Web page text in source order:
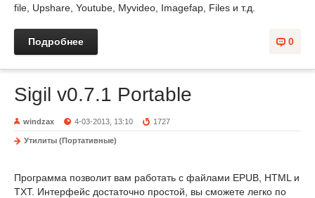
file, Upshare, Youtube, Myvideo, Imagefap, Files и т.д.
0
Подробнее
Sigil v0.7.1 Portable
windzax 4-03-2013, 13:10 1727
Утилиты (Портативные)
Программа позволит вам работать с файлами EPUB, HTML и
TXT. Интерфейс достаточно простой, вы сможете легко по